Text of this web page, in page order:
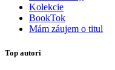
Kolekcie
BookTok
Mám záujem o titul
Top autori